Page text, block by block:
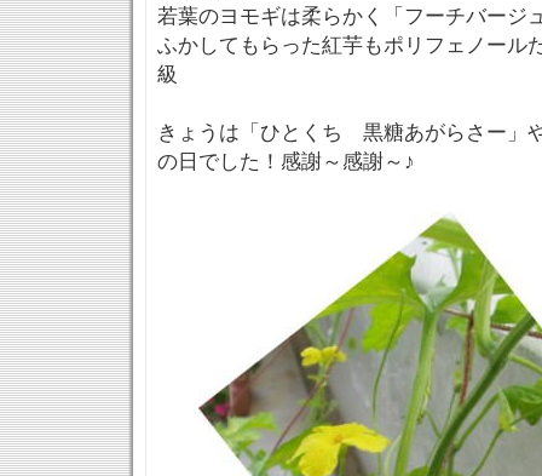
若葉のヨモギは柔らかく「フーチバージ
ふかしてもらった紅芋もポリフェノール
級
きょうは「ひとくち 黒糖あがらさー」
の日でした！感謝～感謝～♪